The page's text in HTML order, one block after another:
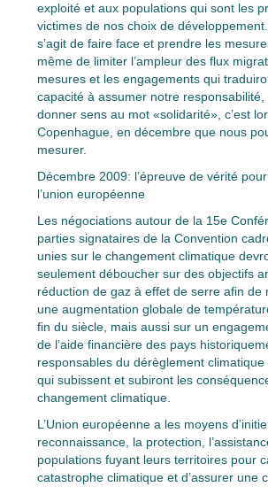
exploité et aux populations qui sont les
victimes de nos choix de développement.
s’agit de faire face et prendre les
même de limiter l’ampleur des flux
mesures et les engagements qui
capacité à assumer notre
donner sens au mot «solidarité», c’est
Copenhague, en décembre que nous
mesurer.
Décembre 2009: l’épreuve de vérité
l’union européenne
Les négociations autour de la 15e
parties signataires de la Convention
unies sur le changement climatique
seulement déboucher sur des objectifs
réduction de gaz à effet de serre afin de
une augmentation globale de
fin du siècle, mais aussi sur un
de l’aide financière des pays
responsables du dérèglement
qui subissent et subiront les
changement climatique.
L’Union européenne a les moyens
reconnaissance, la protection,
populations fuyant leurs territoires pour
catastrophe climatique et d’assurer une